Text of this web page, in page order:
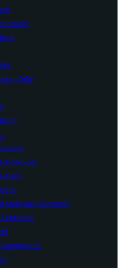
Zelte
Möbel-Set
Tisch
Stuhl aus Kunststoff